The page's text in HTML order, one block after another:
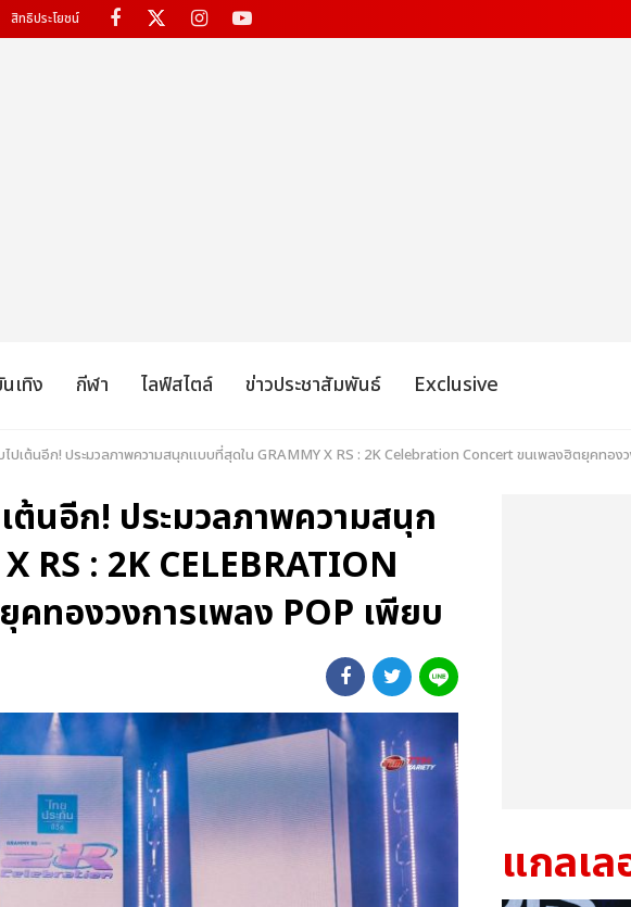
สิทธิประโยชน์
เทิง กีฬา ไลฟ์สไตล์ ข่าวประชาสัมพันธ์ Exclusive
ปเต้นอีก! ประมวลภาพความสนุกแบบที่สุดใน GRAMMY X RS : 2K Celebration Concert ขนเพลงฮิตยุคทอง
ต้นอีก! ประมวลภาพความสนุก
RS : 2K CELEBRATION
คทองวงการเพลง POP เพียบ
แกลเล